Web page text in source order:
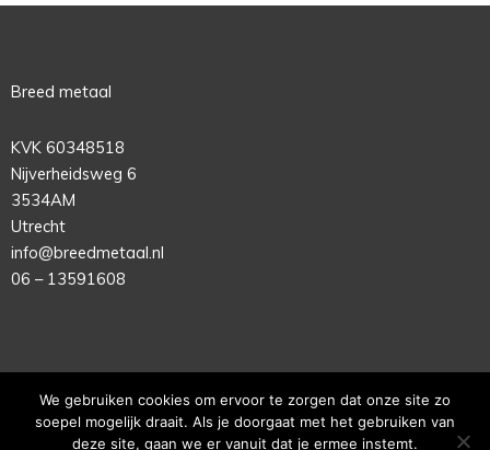
Breed metaal
KVK 60348518
Nijverheidsweg 6
3534AM
Utrecht
info@breedmetaal.nl
06 – 13591608
Copyright © 2020 Breed Metaal |Privacy Statement |Website
We gebruiken cookies om ervoor te zorgen dat onze site zo
soepel mogelijk draait. Als je doorgaat met het gebruiken van
deze site, gaan we er vanuit dat je ermee instemt.